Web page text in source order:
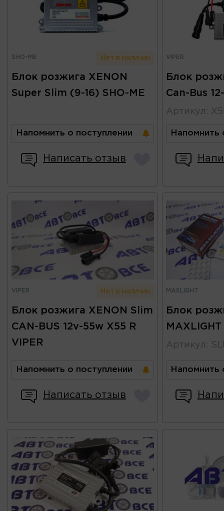
SHO-ME Нет в наличии
Блок розжига XENON
Super Slim (9-16) SHO-ME
Напомнить о поступлении
Написать отзыв
VIPER
Блок
Can-Bus
Артикул :
Напомнить
VIPER Нет в наличии
Блок розжига XENON Slim
CAN-BUS 12v-55w X55 R
VIPER
Напомнить о поступлении
Написать отзыв
MAXLIGHT
Блок
MAXLIGHT
Артикул :
Напомнить